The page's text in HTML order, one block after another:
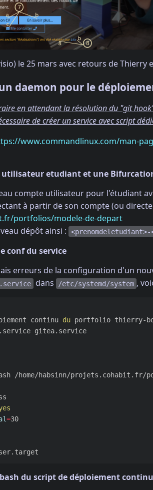
le 25 mars avec retours de Thierry
daemon pour le
en attendant la résolution du "git
de créer un service avec script
www.commandlinux.com/man-
utilisateur etudiant et une
compte utilisateur pour l'étudiant
à partir de son compte (ou
portfolios/modele-de-depart
dépôt ainsi :
<prenomdeletudiant>-
conf du service
erreurs de la configuration d'un
dans /etc/systemd/system ,
continu du
gitea.service
/home/habsinn/
=30
du script de déploiement continu